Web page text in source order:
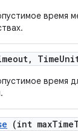
время
, Time
время
(int maxTime